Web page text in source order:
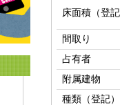
床面積（登記
間取り
占有者
附属建物
種類（登記）